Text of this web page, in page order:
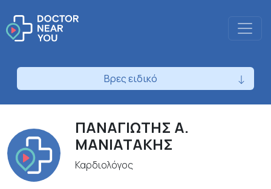
Βρες ειδικό
ΠΑΝΑΓΙΩΤΗΣ Α.
ΜΑΝΙΑΤΑΚΗΣ
Καρδιολόγος